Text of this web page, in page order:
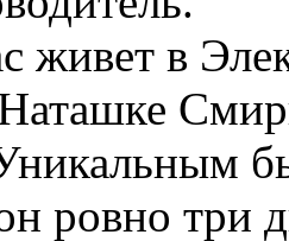
живет в
ровно три